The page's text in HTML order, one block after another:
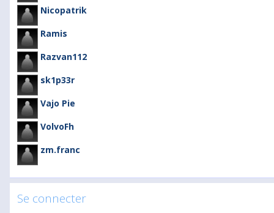
Nicopatrik
Ramis
Razvan112
sk1p33r
Vajo Pie
VolvoFh
zm.franc
Se connecter